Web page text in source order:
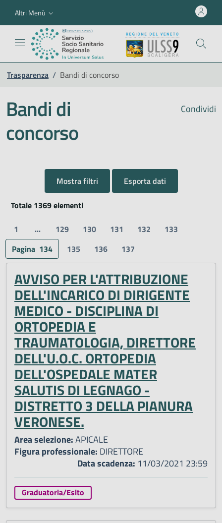
Altri Menù
Trasparenza / Bandi di concorso
Condividi
Bandi di
concorso
Mostra filtri Esporta dati
Totale 1369 elementi
1
... 129 130 131 132
133
Pagina 134 135 136 137
AVVISO PER L'ATTRIBUZIONE
DELL'INCARICO DI DIRIGENTE
MEDICO - DISCIPLINA DI
ORTOPEDIA E
TRAUMATOLOGIA, DIRETTORE
DELL'U.O.C. ORTOPEDIA
DELL'OSPEDALE MATER
SALUTIS DI LEGNAGO -
DISTRETTO 3 DELLA PIANURA
VERONESE.
Area selezione:APICALE
Figura professionale: DIRETTORE
Data scadenza: 11/03/2021 23:59
Graduatoria/Esito